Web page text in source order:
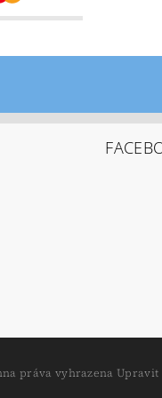
práva vyhrazena Upravit